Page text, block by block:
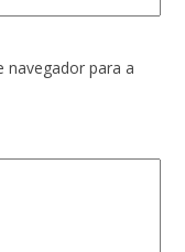
navegador para a